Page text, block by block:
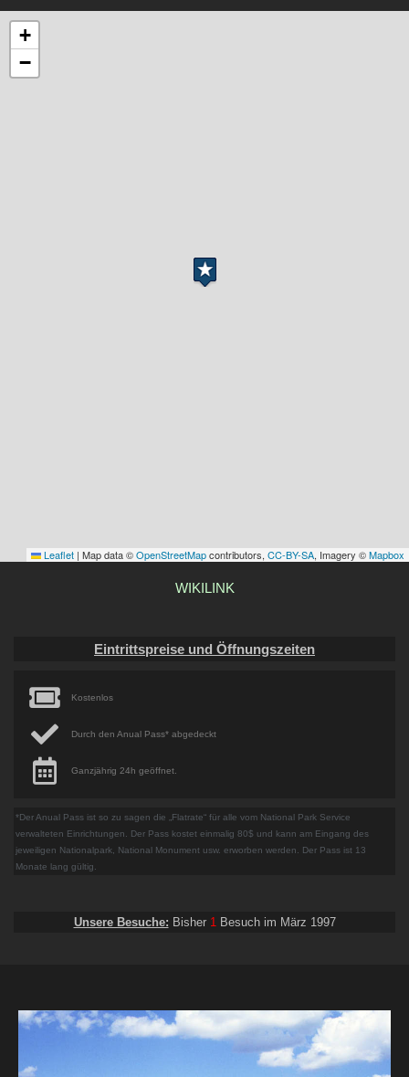
+
−
Leaflet | Map data ©OpenStreetMapcontributors, CC-BY-SA, Imagery ©Mapbox
WIKILINK
Eintrittspreise und Öffnungszeiten
Kostenlos
Durch den Anual Pass* abgedeckt
Ganzjährig 24h geöffnet.
*Der Anual Pass ist so zu sagen die „Flatrate“ für alle vom National Park Service
verwalteten Einrichtungen. Der Pass kostet einmalig 80$ und kann am Eingang des
jeweiligen Nationalpark, National Monument usw. erworben werden. Der Pass ist 13
Monate lang gültig.
Unsere Besuche: Bisher 1Besuch im März 1997